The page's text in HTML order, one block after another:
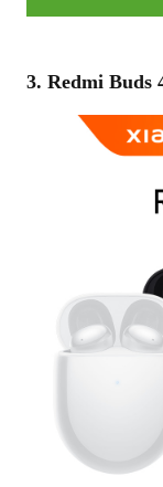
3. Redmi Buds